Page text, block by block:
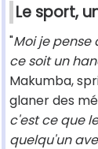
Le sport,
"Moi je
ce soit un
Makumba,
glaner des
c'est ce que
quelqu'un